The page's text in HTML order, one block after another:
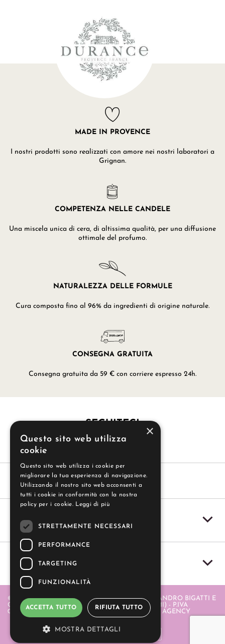
MADE IN PROVENCE
I nostri prodotti sono realizzati con amore nei nostri laboratori a
Grignan.
COMPETENZA NELLE CANDELE
Una miscela unica di cera, di altissima qualità, per una diffusione
ottimale del profumo.
NATURALEZZA DELLE FORMULE
Cura composta fino al 96% da ingredienti di origine naturale.
CONSEGNA GRATUITA
Consegna gratuita da 59 € con corriere espresso 24h.
SEGUITECI
SERVIZIO CLIENTI
IL MIO ACCOUNT
© 2004-2026 GUZZI SAS - GUZZI SAS DI ALESSANDRO BIGATTI E
C. - PIAZZA ITALIA 20 - 20064 GORGONZOLA (MI) - P.IVA
06580880968 . REALIZZATO DA
- APERION WEB AGENCY
×
Questo sito web utilizza
cookie
Questo sito web utilizza i cookie per
migliorare la tua esperienza di navigazione.
Utilizzando il nostro sito web acconsenti a
tutti i cookie in conformità con la nostra
policy per i cookie. Leggi di più
STRETTAMENTE NECESSARI
PERFORMANCE
TARGETING
FUNZIONALITÀ
ACCETTA TUTTO RIFIUTA TUTTO
MOSTRA DETTAGLI